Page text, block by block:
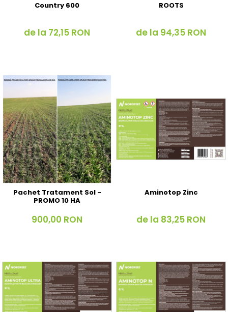
Country 600
de la 72,15 RON
ROOTS
de la 94,35 RON
Pachet Tratament Sol -
PROMO 10 HA
900,00 RON
Aminotop Zinc
de la 83,25 RON